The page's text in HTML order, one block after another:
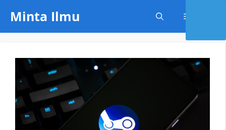
content
Minta Ilmu